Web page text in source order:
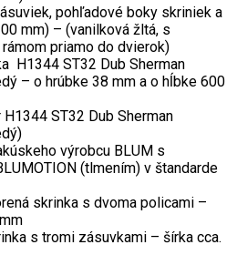
pohľadové boky skriniek a
mm) – (vanilková žltá, s
priamo do dvierok)
H1344 ST32 Dub Sherman
– o hrúbke 38 mm a o hĺbke 600
ST32 Dub Sherman
výrobcu BLUM s
(tlmením) v štandarde
skrinka s dvoma policami –
s tromi zásuvkami – šírka cca.